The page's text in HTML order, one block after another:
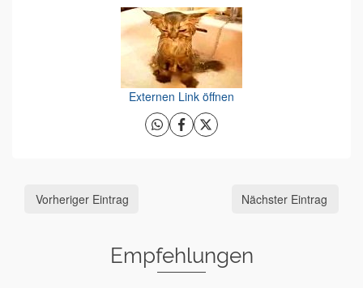
Externen Link öffnen
Vorheriger Eintrag Nächster Eintrag
Empfehlungen